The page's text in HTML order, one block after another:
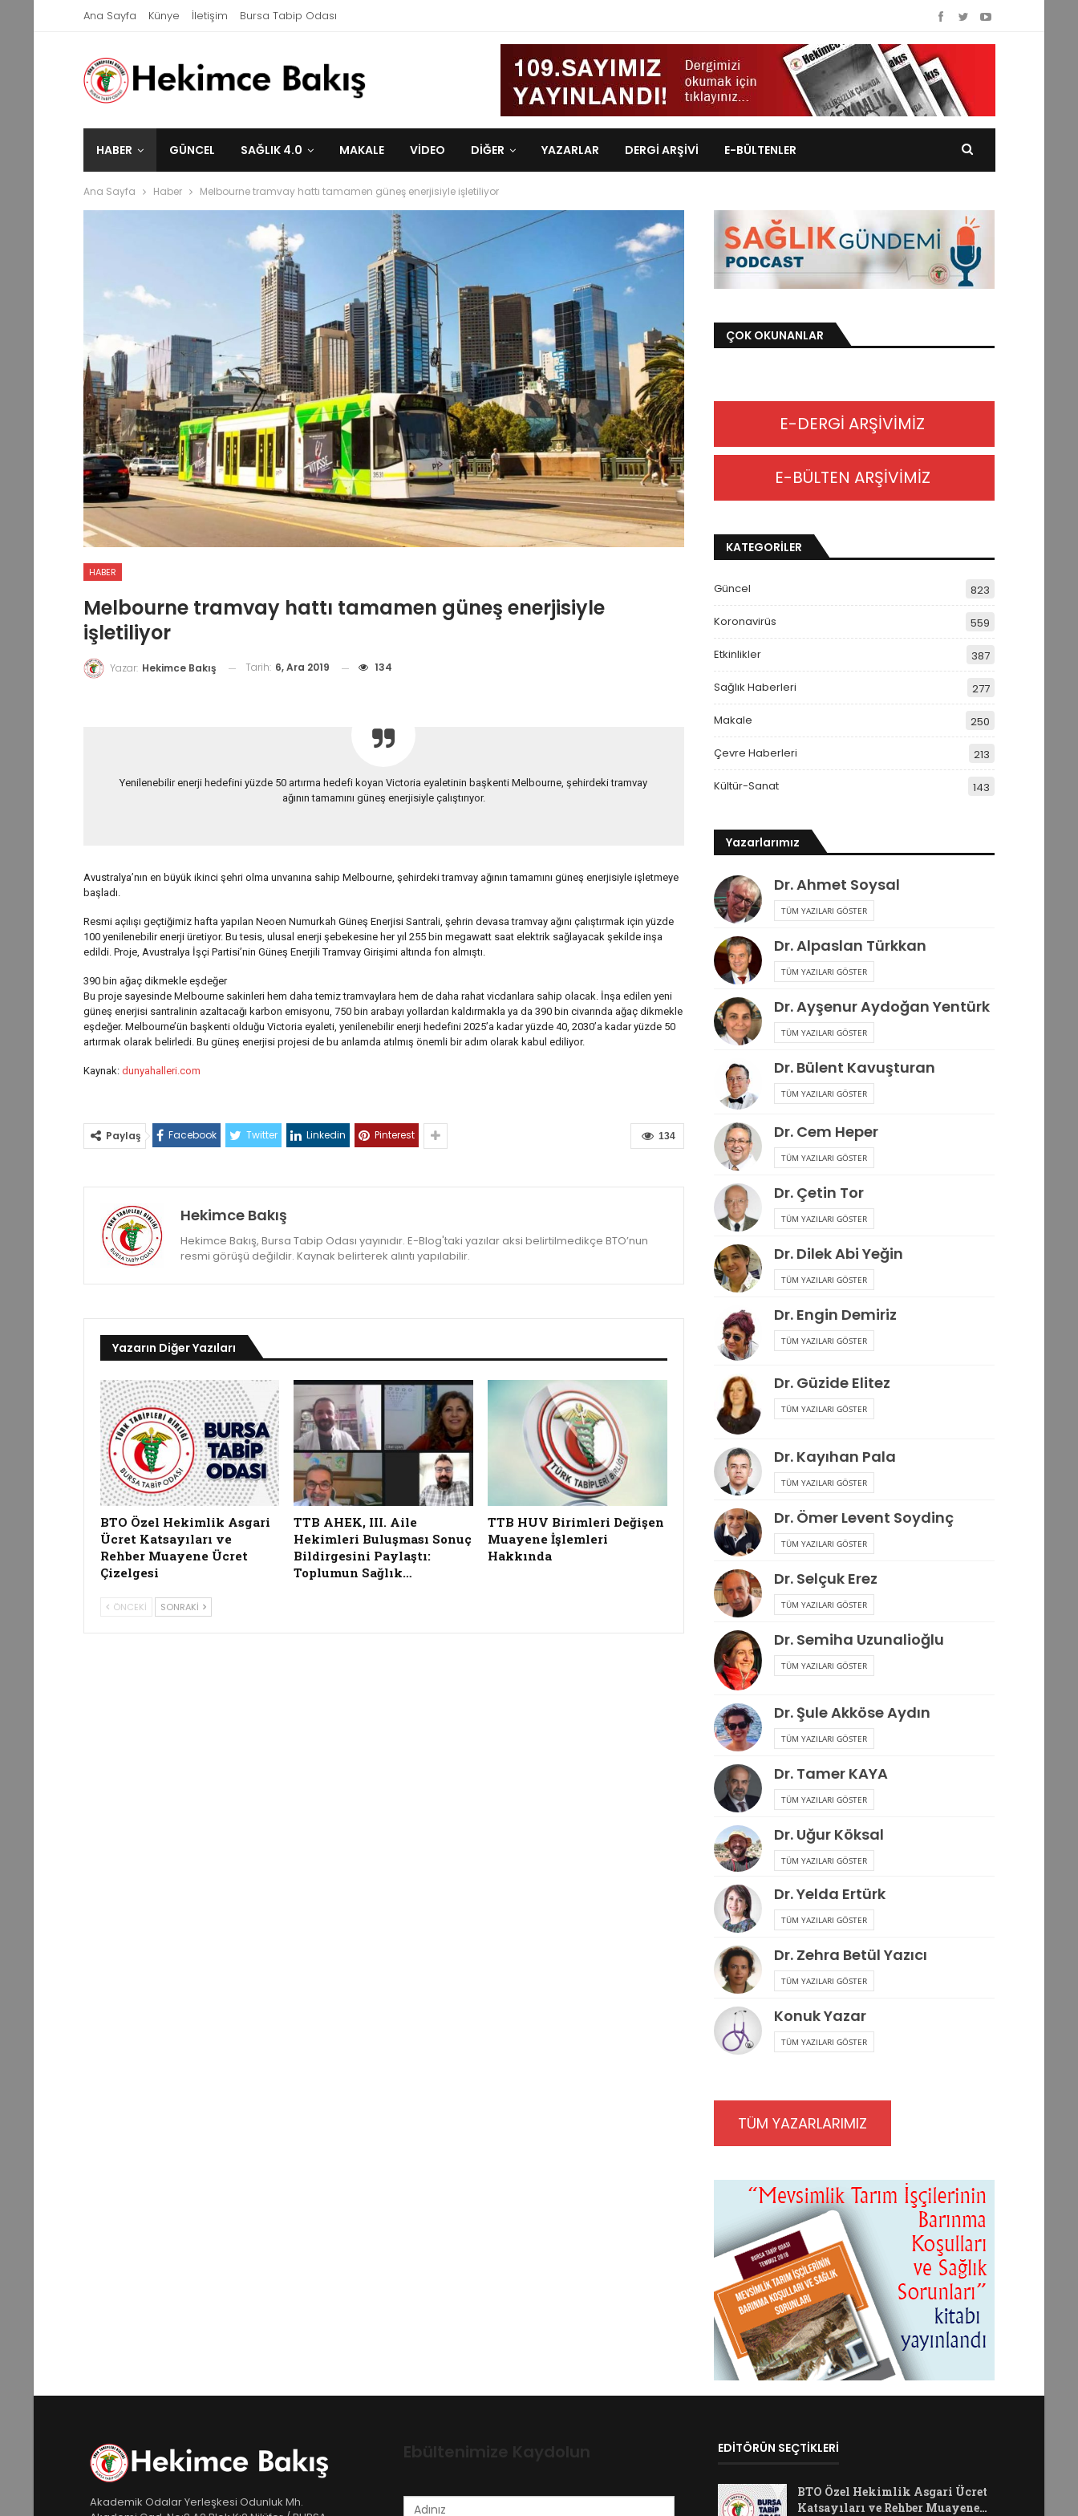
Ana Sayfa Künye İletişim Bursa Tabip Odası
HABER GÜNCEL SAĞLIK 4.0 MAKALE VIDEO DİĞER YAZARLAR DERGI ARŞIVI E-BÜLTENLER
Ana Sayfa Haber Melbourne tramvay hattı tamamen güneş enerjisiyle işletiliyor
HABER
Melbourne tramvay hattı tamamen güneş enerjisiyle
işletiliyor
Yazar: Hekimce Bakış Tarih: 6, Ara 2019 134
Yenilenebilir enerji hedefini yüzde 50 artırma hedefi koyan Victoria eyaletinin başkenti Melbourne, şehirdeki tramvay
ağının tamamını güneş enerjisiyle çalıştırıyor.
Avustralya’nın en büyük ikinci şehri olma unvanına sahip Melbourne, şehirdeki tramvay ağının tamamını güneş enerjisiyle işletmeye
başladı.
Resmi açılışı geçtiğimiz hafta yapılan Neoen Numurkah Güneş Enerjisi Santrali, şehrin devasa tramvay ağını çalıştırmak için yüzde
100 yenilenebilir enerji üretiyor. Bu tesis, ulusal enerji şebekesine her yıl 255 bin megawatt saat elektrik sağlayacak şekilde inşa
edildi. Proje, Avustralya İşçi Partisi’nin Güneş Enerjili Tramvay Girişimi altında fon almıştı.
390 bin ağaç dikmekle eşdeğer
Bu proje sayesinde Melbourne sakinleri hem daha temiz tramvaylara hem de daha rahat vicdanlara sahip olacak. İnşa edilen yeni
güneş enerjisi santralinin azaltacağı karbon emisyonu, 750 bin arabayı yollardan kaldırmakla ya da 390 bin civarında ağaç dikmekle
eşdeğer. Melbourne’ün başkenti olduğu Victoria eyaleti, yenilenebilir enerji hedefini 2025’a kadar yüzde 40, 2030’a kadar yüzde 50
artırmak olarak belirledi. Bu güneş enerjisi projesi de bu anlamda atılmış önemli bir adım olarak kabul ediliyor.
Kaynak: dunyahalleri.com
134
Paylaş Facebook Twitter Linkedin Pinterest
Hekimce Bakış
Hekimce Bakış, Bursa Tabip Odası yayınıdır. E-Blog'taki yazılar aksi belirtilmedikçe BTO’nun
resmi görüşü değildir. Kaynak belirterek alıntı yapılabilir.
Yazarın Diğer Yazıları
BTO Özel Hekimlik Asgari
Ücret Katsayıları ve
Rehber Muayene Ücret
Çizelgesi
TTB AHEK, III. Aile
Hekimleri Buluşması Sonuç
Bildirgesini Paylaştı:
Toplumun Sağlık…
TTB HUV Birimleri Değişen
Muayene İşlemleri
Hakkında
ÖNCEKI SONRAKI
ÇOK OKUNANLAR
E-DERGİ ARŞİVİMİZ
E-BÜLTEN ARŞİVİMİZ
KATEGORİLER
Güncel 823
Koronavirüs 559
Etkinlikler 387
Sağlık Haberleri 277
Makale 250
Çevre Haberleri 213
Kültür-Sanat 143
Yazarlarımız
Dr. Ahmet Soysal
TÜM YAZILARI GÖSTER
Dr. Alpaslan Türkkan
TÜM YAZILARI GÖSTER
Dr. Ayşenur Aydoğan Yentürk
TÜM YAZILARI GÖSTER
Dr. Bülent Kavuşturan
TÜM YAZILARI GÖSTER
Dr. Cem Heper
TÜM YAZILARI GÖSTER
Dr. Çetin Tor
TÜM YAZILARI GÖSTER
Dr. Dilek Abi Yeğin
TÜM YAZILARI GÖSTER
Dr. Engin Demiriz
TÜM YAZILARI GÖSTER
Dr. Güzide Elitez
TÜM YAZILARI GÖSTER
Dr. Kayıhan Pala
TÜM YAZILARI GÖSTER
Dr. Ömer Levent Soydinç
TÜM YAZILARI GÖSTER
Dr. Selçuk Erez
TÜM YAZILARI GÖSTER
Dr. Semiha Uzunalioğlu
TÜM YAZILARI GÖSTER
Dr. Şule Akköse Aydın
TÜM YAZILARI GÖSTER
Dr. Tamer KAYA
TÜM YAZILARI GÖSTER
Dr. Uğur Köksal
TÜM YAZILARI GÖSTER
Dr. Yelda Ertürk
TÜM YAZILARI GÖSTER
Dr. Zehra Betül Yazıcı
TÜM YAZILARI GÖSTER
Konuk Yazar
TÜM YAZILARI GÖSTER
TÜM YAZARLARIMIZ
Akademik Odalar Yerleşkesi Odunluk Mh.
Ebültenimize Kaydolun EDİTÖRÜN SEÇTİKLERİ
BTO Özel Hekimlik Asgari Ücret
Katsayıları ve Rehber Muayene…